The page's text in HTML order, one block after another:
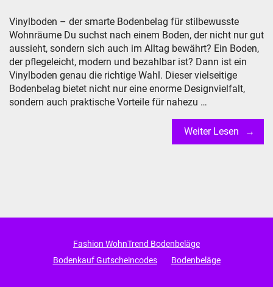
Vinylboden – der smarte Bodenbelag für stilbewusste
Wohnräume Du suchst nach einem Boden, der nicht nur gut
aussieht, sondern sich auch im Alltag bewährt? Ein Boden,
der pflegeleicht, modern und bezahlbar ist? Dann ist ein
Vinylboden genau die richtige Wahl. Dieser vielseitige
Bodenbelag bietet nicht nur eine enorme Designvielfalt,
sondern auch praktische Vorteile für nahezu …
Weiter Lesen
Fashion WohnTrend Bodenbeläge
Bodenkauf Gutscheincodes
Bodenbeläge